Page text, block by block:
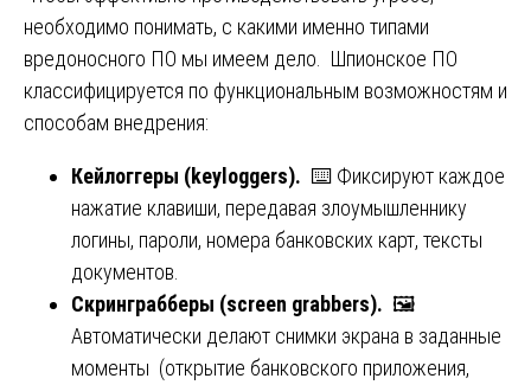
необходимо понимать, с какими именно типами
вредоносного ПО мы имеем дело. Шпионское ПО
классифицируется по функциональным возможностям и
способам внедрения:
Кейлоггеры (keyloggers). ⌨️ Фиксируют каждое
нажатие клавиши, передавая злоумышленнику
логины, пароли, номера банковских карт, тексты
документов.
Скринграбберы (screen grabbers). 🖼️
Автоматически делают снимки экрана в заданные
моменты (открытие банковского приложения,